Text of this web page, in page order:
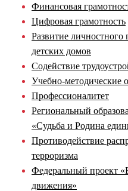
Финансовая
Цифровая грамотность
Развитие личностного
детских домов
Содействие
Учебно-методические
Профессионалитет
Региональный
«Судьба и Родина
Противодействие
терроризма
Федеральный проект
движения»